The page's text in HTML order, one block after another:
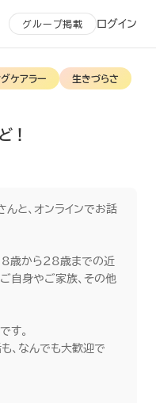
グループ掲載 ログイン
ケアラー 生きづらさ
！
と、オンラインでお話
18歳から28歳までの近
自身やご家族、その他
す。
、なんでも大歓迎で